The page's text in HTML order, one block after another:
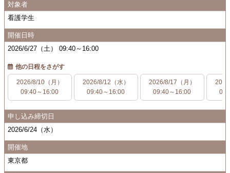
対象者
看護学生
開催日時
2026/6/27（土） 09:40～16:00
他の日程をさがす
2026/8/10（月）
09:40～16:00
2026/8/12（水）
09:40～16:00
2026/8/17（月）
09:40～16:00
申し込み締切日
2026/6/24（水）
開催地
東京都